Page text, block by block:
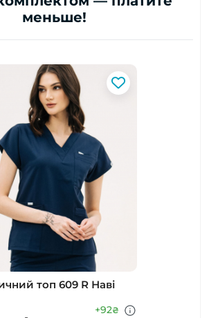
меньше!
топ 609 R Наві
+92₴